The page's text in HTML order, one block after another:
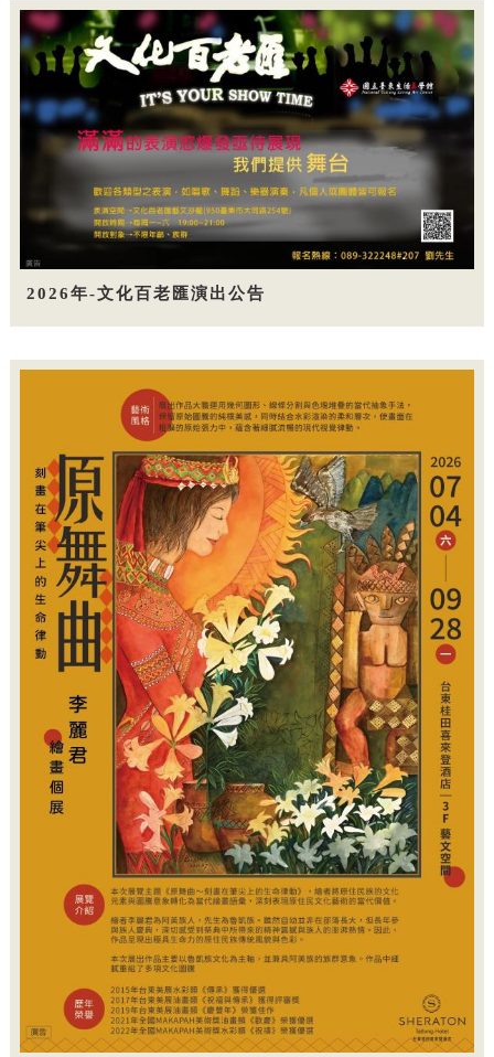
2026年-文化百老匯演出公告